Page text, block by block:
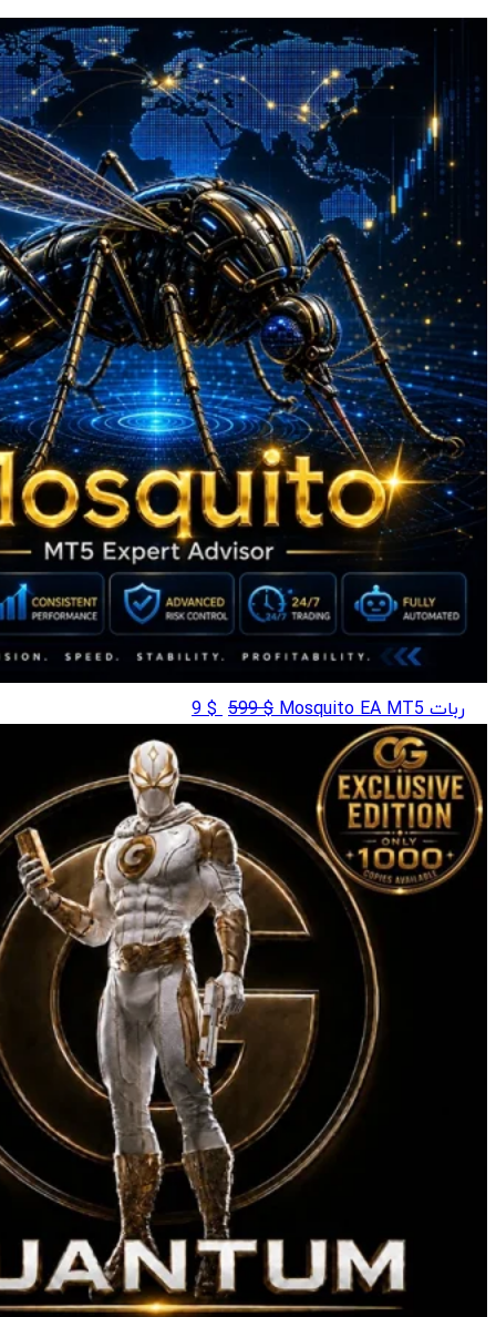
ربات Mosquito EA MT5 $
599
قیمت
$ 599
بود.
$
9 قیمت
فعلی
$ 9
است.